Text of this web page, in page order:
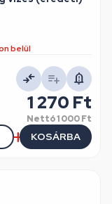
belül
1 270 Ft
Nettó1 000 Ft
KOSÁRBA